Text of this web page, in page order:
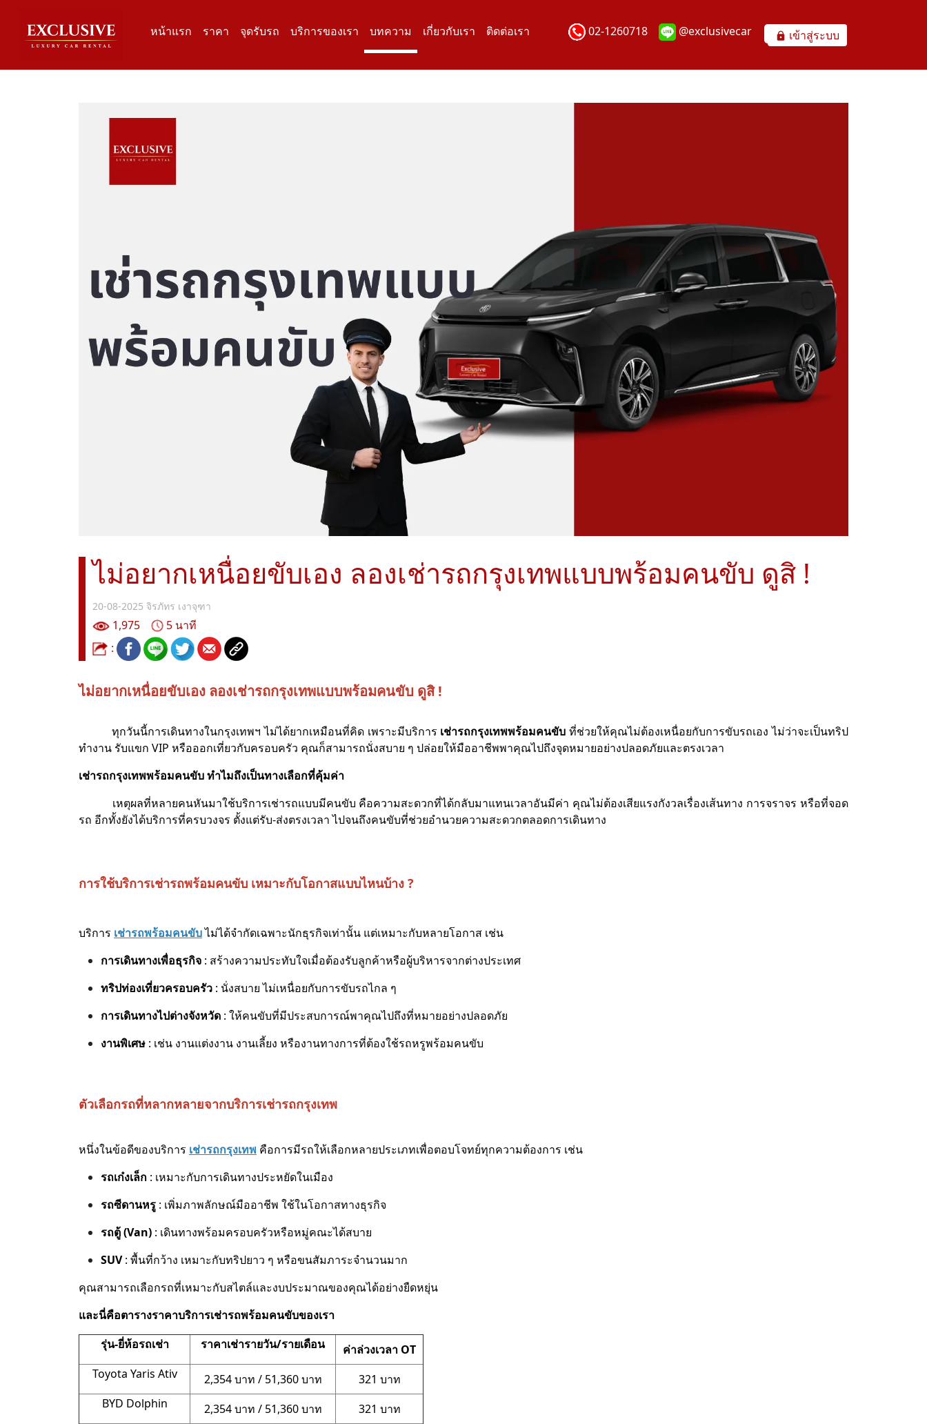
หน้าแรก ราคา จุดรับรถ บริการของเรา บทความ เกี่ยวกับเรา ติดต่อเรา 02-1260718 @exclusivecar เข้าสู่ระบบ
ไม่อยากเหนื่อยขับเอง ลองเช่ารถกรุงเทพแบบพร้อมคนขับ ดูสิ !
20-08-2025 จิรภัทร เงาจุฑา
1,975
5 นาที
:
ไม่อยากเหนื่อยขับเอง ลองเช่ารถกรุงเทพแบบพร้อมคนขับ ดูสิ !
ทุกวันนี้การเดินทางในกรุงเทพฯ ไม่ได้ยากเหมือนที่คิด เพราะมีบริการ เช่ารถกรุงเทพพร้อมคนขับ ที่ช่วยให้คุณไม่ต้องเหนื่อยกับการขับรถเอง ไม่ว่าจะเป็นทริป
ทำงาน รับแขก VIP หรือออกเที่ยวกับครอบครัว คุณก็สามารถนั่งสบาย ๆ ปล่อยให้มืออาชีพพาคุณไปถึงจุดหมายอย่างปลอดภัยและตรงเวลา
เช่ารถกรุงเทพพร้อมคนขับ ทำไมถึงเป็นทางเลือกที่คุ้มค่า
เหตุผลที่หลายคนหันมาใช้บริการเช่ารถแบบมีคนขับ คือความสะดวกที่ได้กลับมาแทนเวลาอันมีค่า คุณไม่ต้องเสียแรงกังวลเรื่องเส้นทาง การจราจร หรือที่จอด
รถ อีกทั้งยังได้บริการที่ครบวงจร ตั้งแต่รับ-ส่งตรงเวลา ไปจนถึงคนขับที่ช่วยอำนวยความสะดวกตลอดการเดินทาง
การใช้บริการเช่ารถพร้อมคนขับ เหมาะกับโอกาสแบบไหนบ้าง ?
บริการ เช่ารถพร้อมคนขับไม่ได้จำกัดเฉพาะนักธุรกิจเท่านั้น แต่เหมาะกับหลายโอกาส เช่น
การเดินทางเพื่อธุรกิจ : สร้างความประทับใจเมื่อต้องรับลูกค้าหรือผู้บริหารจากต่างประเทศ
ทริปท่องเที่ยวครอบครัว : นั่งสบาย ไม่เหนื่อยกับการขับรถไกล ๆ
การเดินทางไปต่างจังหวัด : ให้คนขับที่มีประสบการณ์พาคุณไปถึงที่หมายอย่างปลอดภัย
งานพิเศษ : เช่น งานแต่งงาน งานเลี้ยง หรืองานทางการที่ต้องใช้รถหรูพร้อมคนขับ
ตัวเลือกรถที่หลากหลายจากบริการเช่ารถกรุงเทพ
หนึ่งในข้อดีของบริการ เช่ารถกรุงเทพ คือการมีรถให้เลือกหลายประเภทเพื่อตอบโจทย์ทุกความต้องการ เช่น
รถเก๋งเล็ก : เหมาะกับการเดินทางประหยัดในเมือง
รถซีดานหรู : เพิ่มภาพลักษณ์มืออาชีพ ใช้ในโอกาสทางธุรกิจ
รถตู้ (Van) : เดินทางพร้อมครอบครัวหรือหมู่คณะได้สบาย
SUV: พื้นที่กว้าง เหมาะกับทริปยาว ๆ หรือขนสัมภาระจำนวนมาก
คุณสามารถเลือกรถที่เหมาะกับสไตล์และงบประมาณของคุณได้อย่างยืดหยุ่น
และนี่คือตารางราคาบริการเช่ารถพร้อมคนขับของเรา
รุ่น-ยี่ห้อรถเช่า
ราคาเช่ารายวัน/รายเดือน
ค่าล่วงเวลา OT
Toyota Yaris Ativ
2,354 บาท / 51,360 บาท
321 บาท
BYD Dolphin
2,354 บาท / 51,360 บาท
321 บาท